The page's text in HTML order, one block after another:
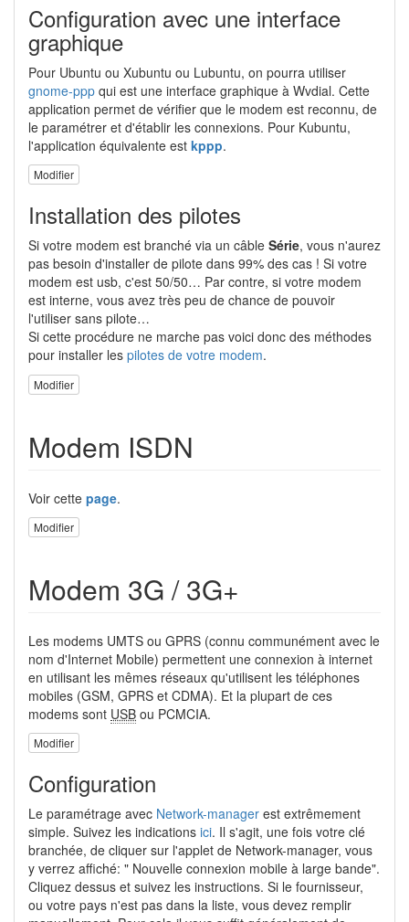
Configuration avec une interface
graphique
Pour Ubuntu ou Xubuntu ou Lubuntu, on pourra utiliser
gnome-ppp qui est une interface graphique à Wvdial. Cette
application permet de vérifier que le modem est reconnu, de
le paramétrer et d'établir les connexions. Pour Kubuntu,
l'application équivalente est kppp.
Modifier
Installation des pilotes
Si votre modem est branché via un câble Série, vous n'aurez
pas besoin d'installer de pilote dans 99% des cas ! Si votre
modem est usb, c'est 50/50… Par contre, si votre modem
est interne, vous avez très peu de chance de pouvoir
l'utiliser sans pilote…
Si cette procédure ne marche pas voici donc des méthodes
pour installer les pilotes de votre modem.
Modifier
Modem ISDN
Voir cette page.
Modifier
Modem 3G / 3G+
Les modems UMTS ou GPRS (connu communément avec le
nom d'Internet Mobile) permettent une connexion à internet
en utilisant les mêmes réseaux qu'utilisent les téléphones
mobiles (GSM, GPRS et CDMA). Et la plupart de ces
modems sont USB ou PCMCIA.
Modifier
Configuration
Le paramétrage avec Network-manager est extrêmement
simple. Suivez les indications ici. Il s'agit, une fois votre clé
branchée, de cliquer sur l'applet de Network-manager, vous
y verrez affiché: " Nouvelle connexion mobile à large bande".
Cliquez dessus et suivez les instructions. Si le fournisseur,
ou votre pays n'est pas dans la liste, vous devez remplir